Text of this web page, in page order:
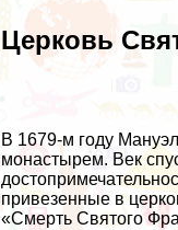
Церковь
В 1679-м году
монастырем. Век
привезенные в
«Смерть Святого